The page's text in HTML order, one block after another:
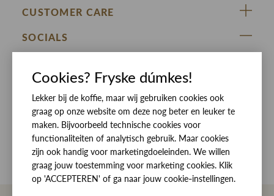
ZIJ VAN RINSMA
DE HEEREN VAN RINSMA
RINSMA.CONCEPTS
Eten en drinken
Openingstijden
Werken bij RINSMA
CUSTOMER CARE
Veelgestelde vragen
Betaalmethoden
Bezorgen
Contact
Reviews
SOCIALS
Cookies? Fryske dúmkes!
Lekker bij de koffie, maar wij gebruiken cookies ook
graag op onze website om deze nog beter en leuker te
maken. Bijvoorbeeld technische cookies voor
functionaliteiten of analytisch gebruik. Maar cookies
zijn ook handig voor marketingdoeleinden. We willen
graag jouw toestemming voor marketing cookies. Klik
op 'ACCEPTEREN' of ga naar jouw cookie-instellingen.